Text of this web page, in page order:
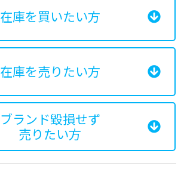
在庫を買いたい方
在庫を売りたい方
ブランド毀損せず
売りたい方